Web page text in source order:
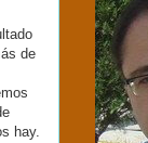
de
hay.